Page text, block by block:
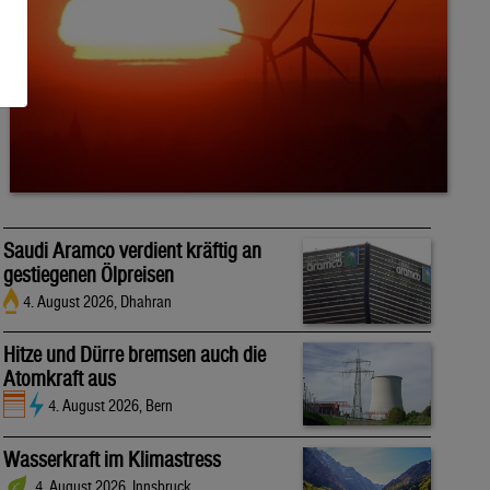
Saudi Aramco verdient kräftig an
gestiegenen Ölpreisen
4. August 2026, Dhahran
Hitze und Dürre bremsen auch die
Atomkraft aus
4. August 2026, Bern
Wasserkraft im Klimastress